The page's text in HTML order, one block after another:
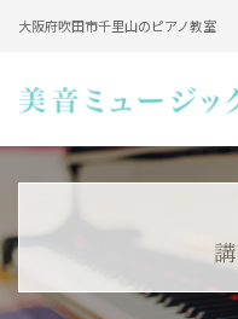
大阪府吹田市千里山のピアノ教室